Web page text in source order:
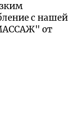
с нашей
от